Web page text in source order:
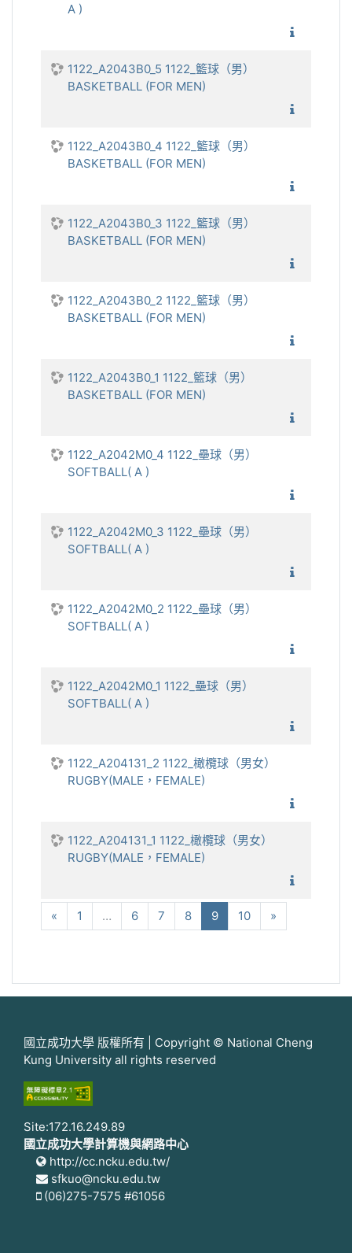
A )
1122_A2043B0_5 1122_籃球（男）
BASKETBALL (FOR MEN)
1122_A2043B0_4 1122_籃球（男）
BASKETBALL (FOR MEN)
1122_A2043B0_3 1122_籃球（男）
BASKETBALL (FOR MEN)
1122_A2043B0_2 1122_籃球（男）
BASKETBALL (FOR MEN)
1122_A2043B0_1 1122_籃球（男）
BASKETBALL (FOR MEN)
1122_A2042M0_4 1122_壘球（男）
SOFTBALL( A )
1122_A2042M0_3 1122_壘球（男）
SOFTBALL( A )
1122_A2042M0_2 1122_壘球（男）
SOFTBALL( A )
1122_A2042M0_1 1122_壘球（男）
SOFTBALL( A )
1122_A204131_2 1122_橄欖球（男女）
RUGBY(MALE，FEMALE)
1122_A204131_1 1122_橄欖球（男女）
RUGBY(MALE，FEMALE)
« 向前1 … 6 7 8 9(current)
10 »
國立成功大學 版權所有 | Copyright © National Cheng
Kung University all rights reserved
Site:172.16.249.89
國立成功大學計算機與網路中心
http://cc.ncku.edu.tw/
sfkuo@ncku.edu.tw
(06)275-7575 #61056